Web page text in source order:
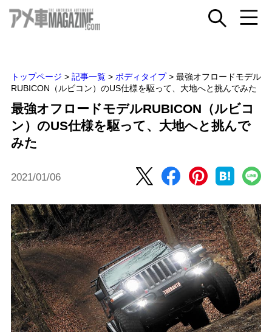
トップページ > 記事一覧 > ボディタイプ > 最強オフロードモデル
RUBICON（ルビコン）のUS仕様を駆って、大地へと挑んでみた
最強オフロードモデルRUBICON（ルビコ
ン）のUS仕様を駆って、大地へと挑んで
みた
2021/01/06